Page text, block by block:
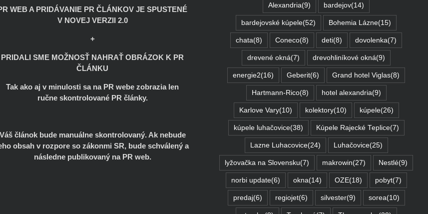
WEB A PRIDÁVANIE PR ČLÁNKOV JE SPUSTENÉ
V NOVEJ VERZII 2.0
+
PRIDALI SME MOŽNOSŤ NAHRAŤ OBRÁZOK K PR
ČLÁNKU
Tak ako aj v minulosti sa na PR webe zobrazia len
ručne skontrolované PR články.
Váš článok bude manuálne skontrolovaný. Ak nebude
obsah v rozpore so zákonmi SR, bude schválený a
následne publikovaný na PR web.
Alexandria(9) bardejov(14)
bardejovské kúpele(52) Bohemia Lázne(15)
chata(8) Coneco(8) deti(8) dovolenka(7)
drevené okná(7) drevohliníkové okná(9)
energie2(16) Geberit(6) Grand hotel Viglas(8)
Hartmann-Rico(8) hotel alexandria(9)
Karlove Vary(10) kolektory(10) kúpele(26)
kúpele luhačovice(38) Kúpele Rajecké Teplice(7)
Lazne Luhacovice(24) Luhačovice(25)
lyžovačka na Slovensku(7) makrowin(27) Nestlé(9)
norbi update(6) okna(14) OZE(18) pobyt(7)
predaj(6) regiojet(6) silvester(9) sorea(10)